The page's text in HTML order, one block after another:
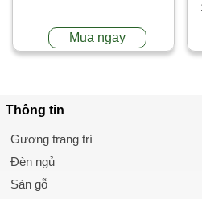
Mua ngay
Thông tin
Gương trang trí
Đèn ngủ
Sàn gỗ